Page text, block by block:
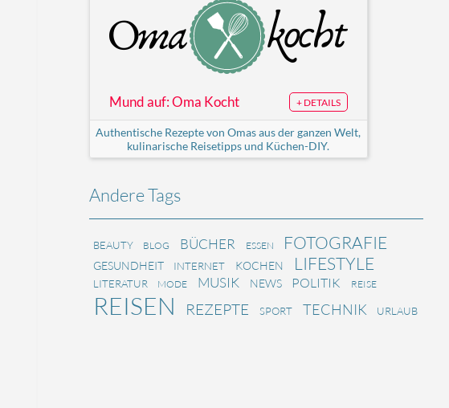
Mund auf: Oma Kocht + DETAILS
Authentische Rezepte von Omas aus der ganzen Welt,
kulinarische Reisetipps und Küchen-DIY.
Andere Tags
BEAUTY BLOG BÜCHER ESSEN FOTOGRAFIE
GESUNDHEIT INTERNET KOCHEN LIFESTYLE
LITERATUR MODE MUSIK NEWS POLITIK REISE
REISEN REZEPTE SPORT TECHNIK URLAUB